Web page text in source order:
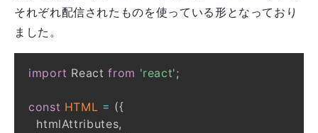
それぞれ配信されたものを使っている形となっており
ました。
import React from 'react';
const HTML = ({
  htmlAttributes
,